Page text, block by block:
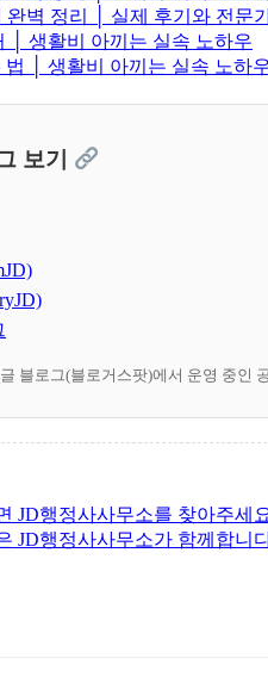
완벽 정리 │ 실제 후기와 전문
│ 생활비 아끼는 실속 노하우
│ 생활비 아끼는 실속 노하
보기
블로그(블로거스팟)에서 운영 중인
JD행정사사무소를 찾아주세
JD행정사사무소가 함께합니